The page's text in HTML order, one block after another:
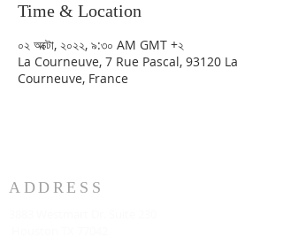
Time & Location
০২ অক্টো, ২০২২, ৯:৩০ AM GMT +২
La Courneuve, 7 Rue Pascal, 93120 La
Courneuve, France
ADDRESS